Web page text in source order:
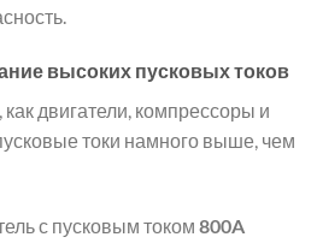
высоких пусковых токов
двигатели, компрессоры и
токи намного выше, чем
с пусковым током 800A